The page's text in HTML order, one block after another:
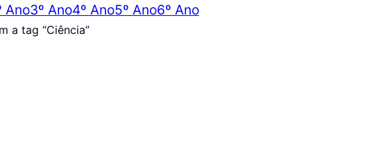
Ano3º Ano4º Ano5º Ano6º Ano
a tag “Ciência”